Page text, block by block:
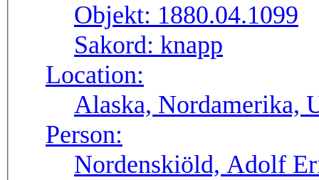
Objekt: 1880.04.1099
Sakord: knapp
Location:
Alaska, Nordamerika,
Person:
Nordenskiöld, Adolf